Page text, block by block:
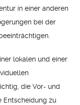
in einer anderen
bei der
lokalen und einer
die Vor- und
Entscheidung zu